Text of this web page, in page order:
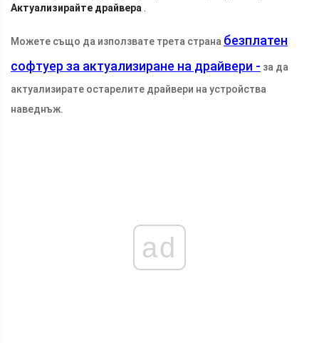
Актуализирайте драйвера
Можете също да използвате трета страна безплатен
софтуер за актуализиране на драйвери - за да
актуализирате остарелите драйвери на устройства
наведнъж.
ad